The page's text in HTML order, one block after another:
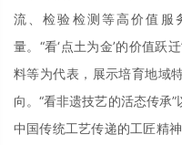
流、检验检测等高价值服
量。“看‘点土为金’的价值跃
料等为代表，展示培育地域
向。“看非遗技艺的活态传承
中国传统工艺传递的工匠精